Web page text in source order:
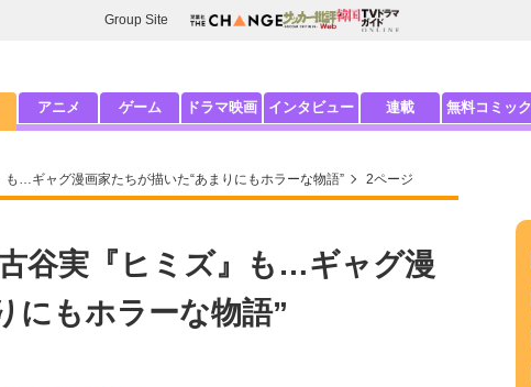
Group Site
アニメ ゲーム ドラマ映画 インタビュー 連載 無料コミック
…ギャグ漫画家たちが描いた“あまりにもホラーな物語” 2ページ
谷実『ヒミズ』も…ギャグ漫
にもホラーな物語”